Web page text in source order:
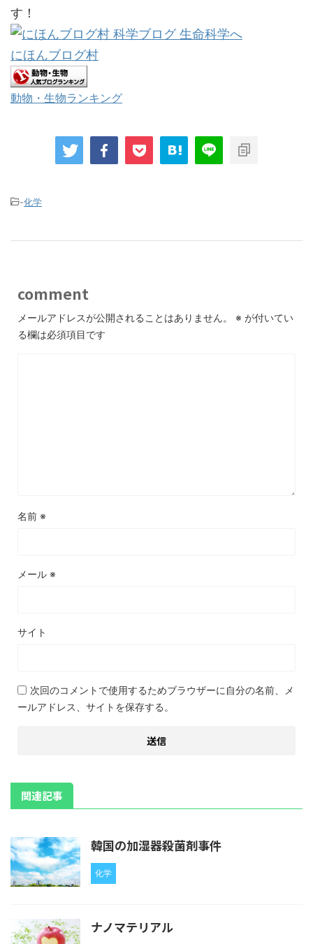
す！
にほんブログ村
動物・生物ランキング
-化学
comment
メールアドレスが公開されることはありません。 ※ が付いてい
る欄は必須項目です
名前 ※
メール ※
サイト
次回のコメントで使用するためブラウザーに自分の名前、メ
ールアドレス、サイトを保存する。
関連記事
韓国の加湿器殺菌剤事件
化学
ナノマテリアル